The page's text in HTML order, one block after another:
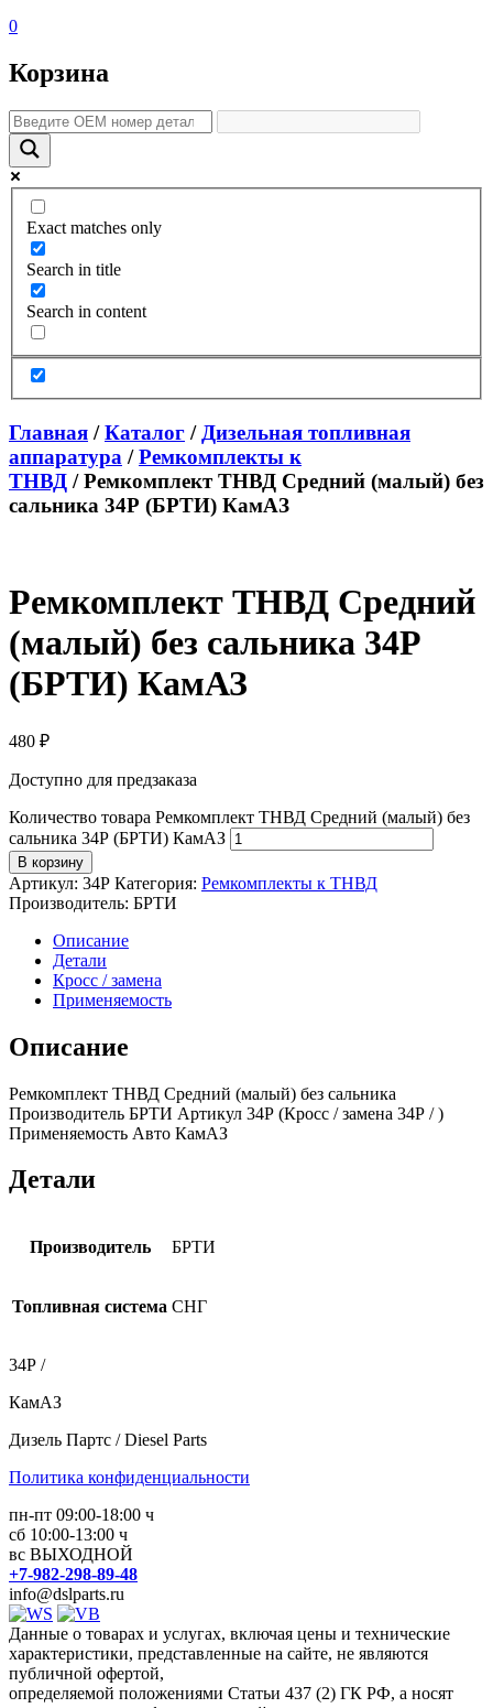
0
Корзина
Exact matches only
Search in title
Search in content
Главная /Каталог / Дизельная топливная
аппаратура /Ремкомплекты к
ТНВД / Ремкомплект ТНВД Средний (малый) без
сальника 34Р (БРТИ) КамАЗ
Ремкомплект ТНВД Средний
(малый) без сальника 34Р
(БРТИ) КамАЗ
480 ₽
Доступно для предзаказа
Количество товара Ремкомплект ТНВД Средний (малый) без
сальника 34Р (БРТИ) КамАЗ
В корзину
Артикул: 34Р Категория: Ремкомплекты к ТНВД
Производитель: БРТИ
Описание
Детали
Кросс / замена
Применяемость
Описание
Ремкомплект ТНВД Средний (малый) без сальника
Производитель БРТИ Артикул 34Р (Кросс / замена 34Р / )
Применяемость Авто КамАЗ
Детали
Производитель БРТИ
Топливная система СНГ
34Р /
КамАЗ
Дизель Партс / Diesel Parts
Политика конфиденциальности
пн-пт 09:00-18:00 ч
сб 10:00-13:00 ч
вс ВЫХОДНОЙ
+7-982-298-89-48
info@dslparts.ru
Данные о товарах и услугах, включая цены и технические
характеристики, представленные на сайте, не являются
публичной офертой,
определяемой положениями Статьи 437 (2) ГК РФ, а носят